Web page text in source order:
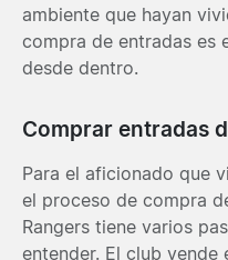
ambiente que hayan
compra de entradas es
desde dentro.
Comprar entradas
Para el aficionado que
el proceso de compra
Rangers tiene varios
entender. El club vende